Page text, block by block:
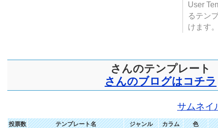
User
るテン
けます
さんのテンプレート
さんのブログはコチラ
サムネイ
投票数 テンプレート名 ジャンル カラム 色